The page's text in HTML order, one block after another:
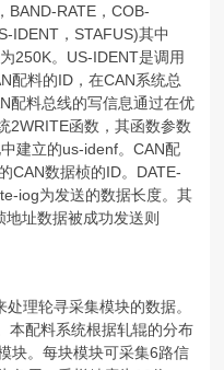
BAND-RATE，COB-
IDENT，STAFUS)其中
250K。US-IDENT是调用
配料的ID，在CAN系统总
配料总线的写信息通过在优
2WRITE函数，其函数参数
建立的us-idenf。CAN配
CAN数据桢的ID。DATE-
iog为发送的数据长度。其
址数据被成功发送则
理轮寻采集模块的数据。
本配料系统根据轧辊的分布
块。每块模块可采集6路信